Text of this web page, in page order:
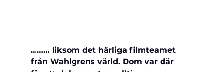
……… liksom det härliga filmteamet
från Wahlgrens värld. Dom var där